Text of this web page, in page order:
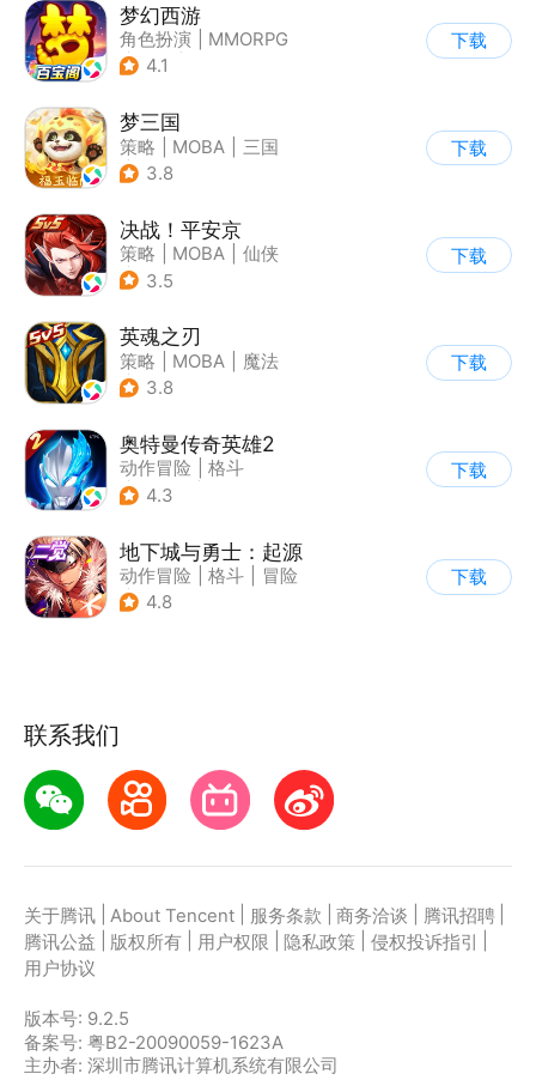
梦幻西游
角色扮演
MMORPG
| 西游
4.1
下载
梦三国
策略 MOBA
三国
| 中国风
3.8
下载
决战！平安京
策略 MOBA
仙侠
| 阴阳师
3.5
下载
英魂之刃
策略 MOBA
魔法
| 英魂之刃
3.8
下载
奥特曼传奇英雄2
动作冒险
格斗
| 奥特曼
4.3
下载
地下城与勇士：起源
动作冒险 格斗
冒险
| 地下城与勇士
4.8
下载
联系我们
关于腾讯 About Tencent 服务条款 商务洽谈 腾讯招聘
腾讯公益
版权所有 用户权限 隐私政策 侵权投诉指引
用户协议
版本号: 9.2.5
备案号: 粤B2-20090059-1623A
主办者: 深圳市腾讯计算机系统有限公司